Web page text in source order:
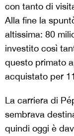
con tanto di
Alla fine la
altissima: 80
investito così
questo primato
acquistato per
La carriera di
sembrava
quindi oggi è